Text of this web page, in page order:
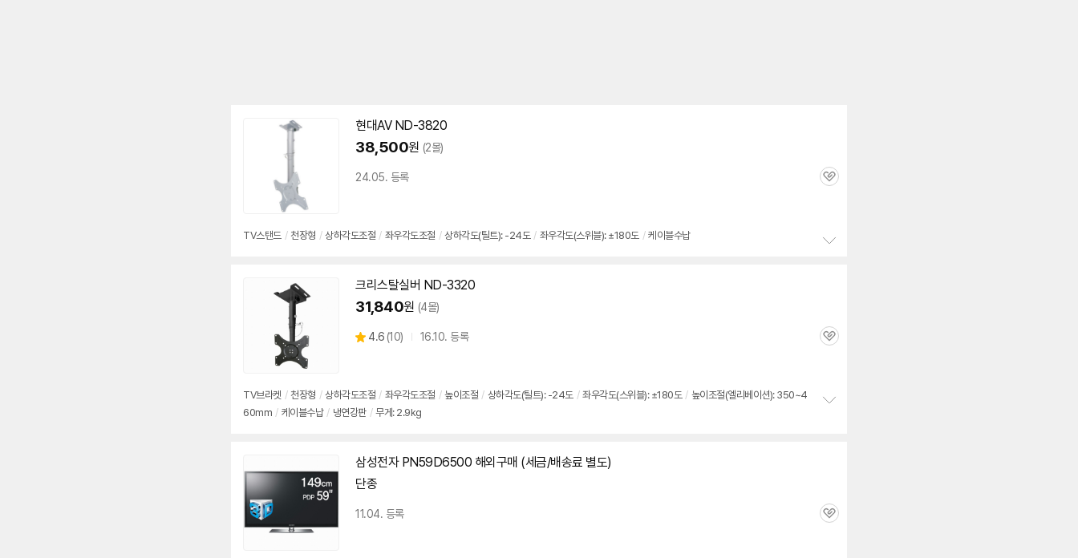
현대AV ND-3820
38,500원 (2몰)
24.05. 등록
관
TV스탠드 / 천장형 / 상하각도조절 / 좌우각도조절 / 상하각도(틸트): -24도 / 좌우각도(스위블): ±180도 / 케이블수납
크리스탈실버 ND-3320
31,840원 (4몰)
별
4.6 (상
뷰
10) 16.10. 등록
관
TV브라켓 / 천장형 / 상하각도조절 / 좌우각도조절 / 높이조절 / 상하각도(틸트): -24도 / 좌우각도(스위블): ±180도 / 높이조절(엘리베이션): 350~4
60mm / 케이블수납 / 냉연강판 / 무게: 2.9kg
삼성전자 PN59D6500 해외구매 (세금/배송료 별도)
단종
11.04. 등록
관